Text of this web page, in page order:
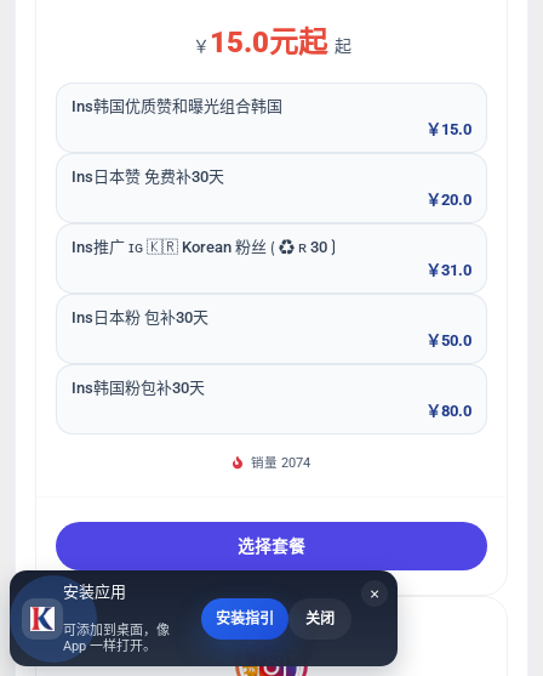
￥ 15.0元起 起
Ins韩国优质赞和曝光组合韩国
￥15.0
Ins日本赞 免费补30天
￥20.0
Ins推广 ɪɢ 🇰🇷 Korean 粉丝 ⟮ ♻ ʀ 30 ⟯
￥31.0
Ins日本粉 包补30天
￥50.0
Ins韩国粉包补30天
￥80.0
销量 2074
选择套餐
×
安装应用
可添加到桌面，像
App 一样打开。
安装指引 关闭